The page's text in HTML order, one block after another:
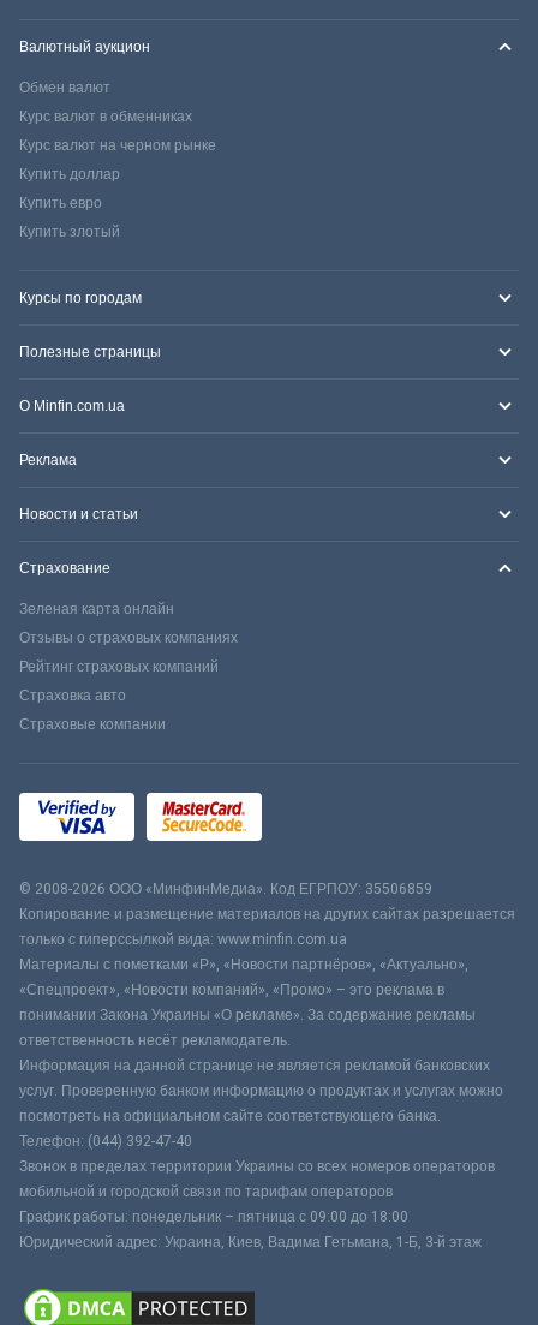
Валютный аукцион
Обмен валют
Курс валют в обменниках
Курс валют на черном рынке
Купить доллар
Купить евро
Купить злотый
Курсы по городам
Полезные страницы
О Minfin.com.ua
Реклама
Новости и статьи
Страхование
Зеленая карта онлайн
Отзывы о страховых компаниях
Рейтинг страховых компаний
Страховка авто
Страховые компании
© 2008-2026 ООО «МинфинМедиа». Код ЕГРПОУ: 35506859
Копирование и размещение материалов на других сайтах разрешается
только с гиперссылкой вида: www.minfin.com.ua
Материалы с пометками «Р», «Новости партнёров», «Актуально»,
«Спецпроект», «Новости компаний», «Промо» – это реклама в
понимании Закона Украины «О рекламе». За содержание рекламы
ответственность несёт рекламодатель.
Информация на данной странице не является рекламой банковских
услуг. Проверенную банком информацию о продуктах и услугах можно
посмотреть на официальном сайте соответствующего банка.
Телефон: (044) 392-47-40
Звонок в пределах территории Украины со всех номеров операторов
мобильной и городской связи по тарифам операторов
График работы: понедельник – пятница с 09:00 до 18:00
Юридический адрес: Украина, Киев, Вадима Гетьмана, 1-Б, 3-й этаж